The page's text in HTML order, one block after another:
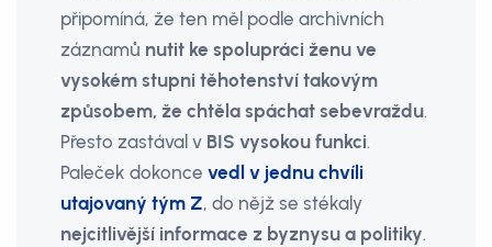
připomíná, že ten měl podle archivních
záznamů nutit ke spolupráci ženu ve
vysokém stupni těhotenství takovým
způsobem, že chtěla spáchat sebevraždu.
Přesto zastával v BIS vysokou funkci.
Paleček dokonce vedl v jednu chvíli
utajovaný tým Z, do nějž se stékaly
nejcitlivější informace z byznysu a politiky.